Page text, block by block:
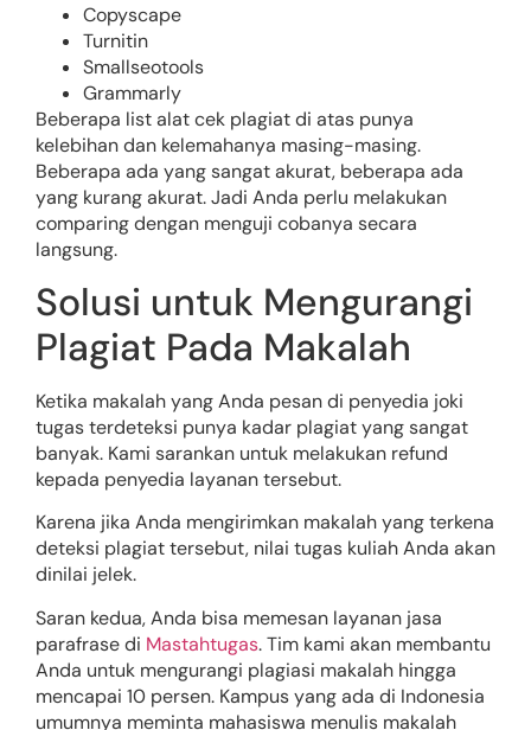
Copyscape
Turnitin
Smallseotools
Grammarly
Beberapa list alat cek plagiat di atas punya
kelebihan dan kelemahanya masing-masing.
Beberapa ada yang sangat akurat, beberapa ada
yang kurang akurat. Jadi Anda perlu melakukan
comparing dengan menguji cobanya secara
langsung.
Solusi untuk Mengurangi
Plagiat Pada Makalah
Ketika makalah yang Anda pesan di penyedia joki
tugas terdeteksi punya kadar plagiat yang sangat
banyak. Kami sarankan untuk melakukan refund
kepada penyedia layanan tersebut.
Karena jika Anda mengirimkan makalah yang terkena
deteksi plagiat tersebut, nilai tugas kuliah Anda akan
dinilai jelek.
Saran kedua, Anda bisa memesan layanan jasa
parafrase di Mastahtugas. Tim kami akan membantu
Anda untuk mengurangi plagiasi makalah hingga
mencapai 10 persen. Kampus yang ada di Indonesia
umumnya meminta mahasiswa menulis makalah